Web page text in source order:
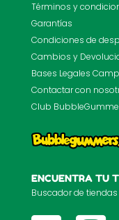
Términos y
Garantías
Condiciones de
Cambios y
Bases Legales
Contactar con
Club
ENCUENTRA TU
Buscador de tiendas